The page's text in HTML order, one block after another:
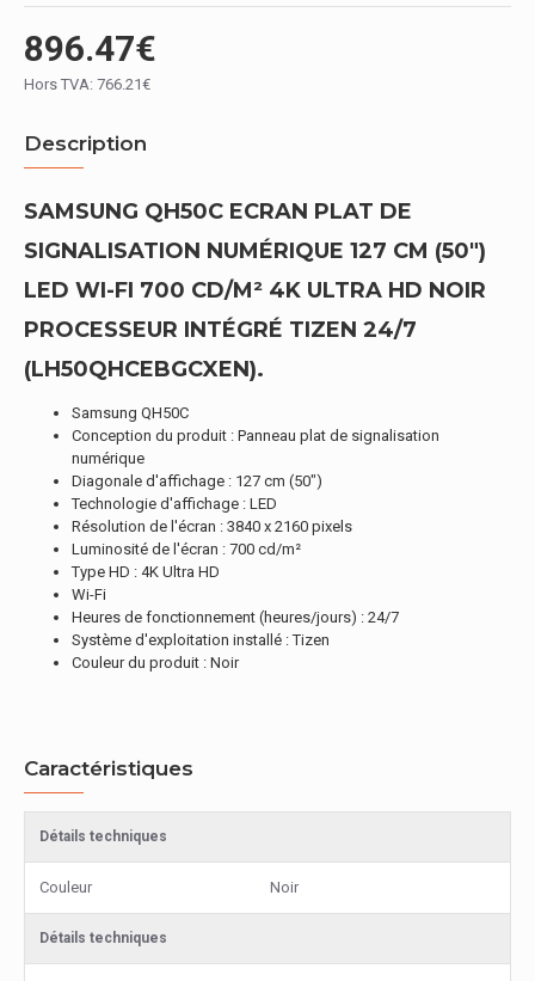
896.47€
Hors TVA: 766.21€
Description
SAMSUNG QH50C ECRAN PLAT DE
SIGNALISATION NUMÉRIQUE 127 CM (50")
LED WI-FI 700 CD/M² 4K ULTRA HD NOIR
PROCESSEUR INTÉGRÉ TIZEN 24/7
(LH50QHCEBGCXEN).
Samsung QH50C
Conception du produit : Panneau plat de signalisation
numérique
Diagonale d'affichage : 127 cm (50")
Technologie d'affichage : LED
Résolution de l'écran : 3840 x 2160 pixels
Luminosité de l'écran : 700 cd/m²
Type HD : 4K Ultra HD
Wi-Fi
Heures de fonctionnement (heures/jours) : 24/7
Système d'exploitation installé : Tizen
Couleur du produit : Noir
Caractéristiques
Détails techniques
Couleur Noir
Détails techniques